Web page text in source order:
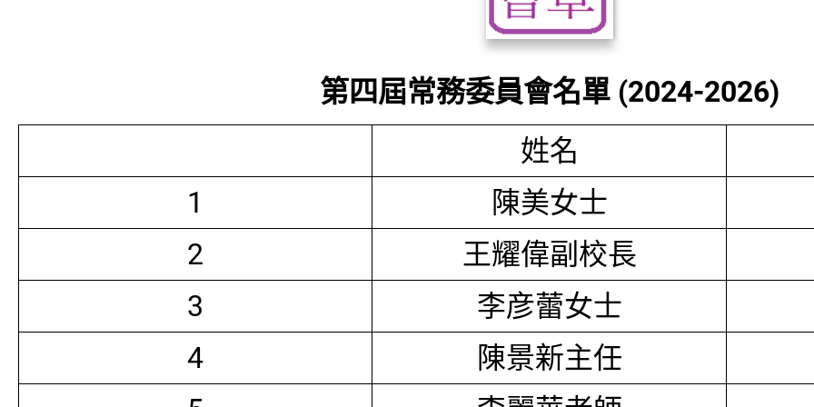
第四屆常務委員會名單 (2024-2026)
姓名
1
陳美女士
2
王耀偉副校長
3
李彦蕾女士
4
陳景新主任